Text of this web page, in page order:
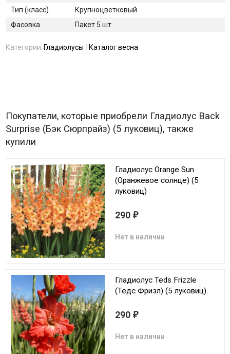
Тип (класс)
Крупноцветковый
Фасовка
Пакет 5 шт.
Категории: Гладиолусы Каталог весна
Покупатели, которые приобрели Гладиолус Back
Surprise (Бэк Сюрпрайз) (5 луковиц), также
купили
Гладиолус Orange Sun
(Оранжевое солнце) (5
луковиц)
290 ₽
Нет в наличии
Гладиолус Teds Frizzle
(Тедс Фризл) (5 луковиц)
290 ₽
Нет в наличии